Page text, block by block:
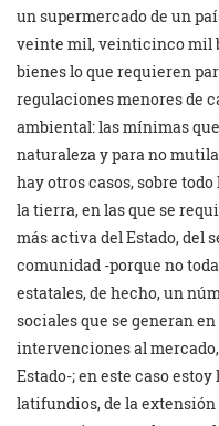
un supermercado de un
veinte mil, veinticinco mil
bienes lo que requieren
regulaciones menores de
ambiental: las mínimas
naturaleza y para no
hay otros casos, sobre
la tierra, en las que se
más activa del Estado, del
comunidad -porque no
estatales, de hecho, un
sociales que se generan
intervenciones al
Estado-; en este caso
latifundios, de la